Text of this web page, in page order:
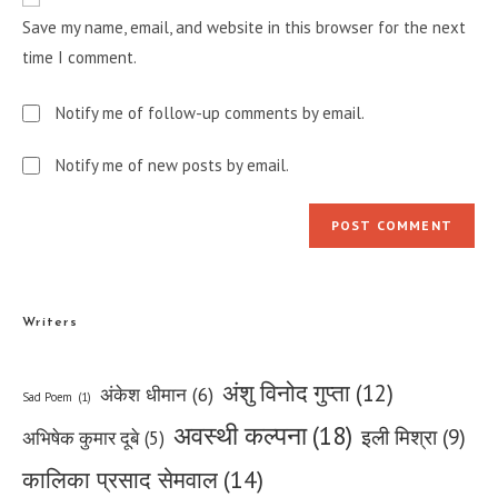
URL
(optional)
Save my name, email, and website in this browser for the next
time I comment.
Notify me of follow-up comments by email.
Notify me of new posts by email.
Writers
Sad Poem (1) अंकेश धीमान (6) अंशु विनोद गुप्ता (12)
अभिषेक कुमार दूबे (5) अवस्थी कल्पना (18) इली मिश्रा (9)
कालिका प्रसाद सेमवाल (14)